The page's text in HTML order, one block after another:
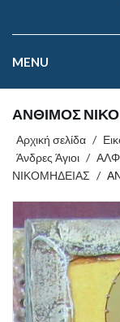
MENU
ΑΝΘΙΜΟΣ
Αρχική σελίδα /
Άνδρες Άγιοι /
ΝΙΚΟΜΗΔΕΙΑΣ /